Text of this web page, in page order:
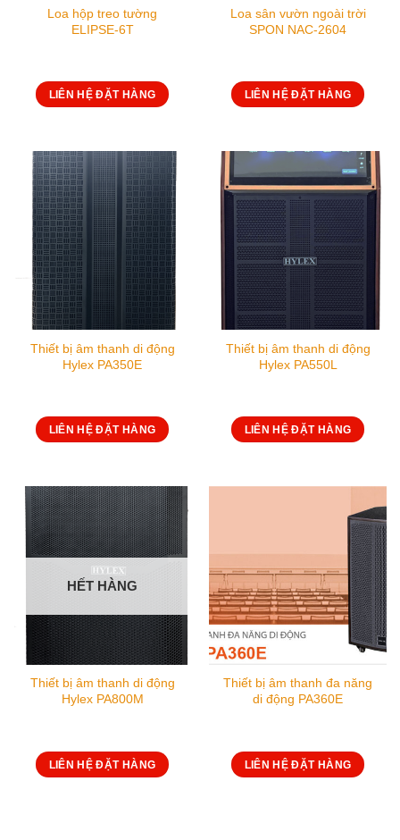
Loa hộp treo tường
ELIPSE-6T
LIÊN HỆ ĐẶT HÀNG
Loa sân vườn ngoài trời
SPON NAC-2604
LIÊN HỆ ĐẶT HÀNG
Thiết bị âm thanh di động
Hylex PA350E
LIÊN HỆ ĐẶT HÀNG
Thiết bị âm thanh di động
Hylex PA550L
LIÊN HỆ ĐẶT HÀNG
HẾT HÀNG
Thiết bị âm thanh di động
Hylex PA800M
LIÊN HỆ ĐẶT HÀNG
Thiết bị âm thanh đa năng
di động PA360E
LIÊN HỆ ĐẶT HÀNG